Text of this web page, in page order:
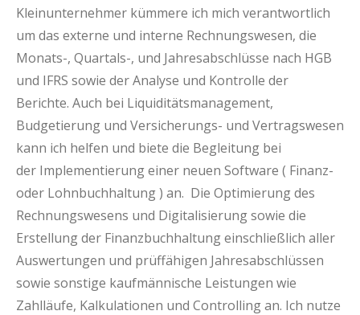
Kleinunternehmer kümmere ich mich verantwortlich
um das externe und interne Rechnungswesen, die
Monats-, Quartals-, und Jahresabschlüsse nach HGB
und IFRS sowie der Analyse und Kontrolle der
Berichte. Auch bei Liquiditätsmanagement,
Budgetierung und Versicherungs- und Vertragswesen
kann ich helfen und biete die Begleitung bei
der Implementierung einer neuen Software ( Finanz-
oder Lohnbuchhaltung ) an. Die Optimierung des
Rechnungswesens und Digitalisierung sowie die
Erstellung der Finanzbuchhaltung einschließlich aller
Auswertungen und prüffähigen Jahresabschlüssen
sowie sonstige kaufmännische Leistungen wie
Zahlläufe, Kalkulationen und Controlling an. Ich nutze